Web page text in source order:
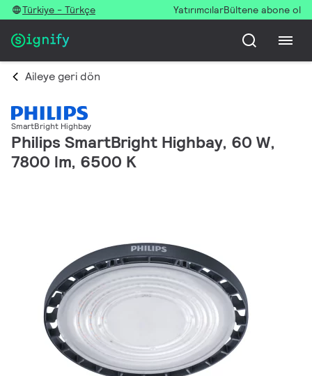
Türkiye - Türkçe YatırımcılarBültene abone ol
Aileye geri dön
SmartBright Highbay
Philips SmartBright Highbay, 60 W,
7800 lm, 6500 K